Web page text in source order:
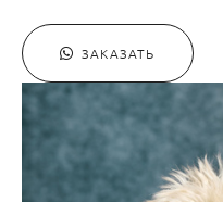
ЗАКАЗАТЬ